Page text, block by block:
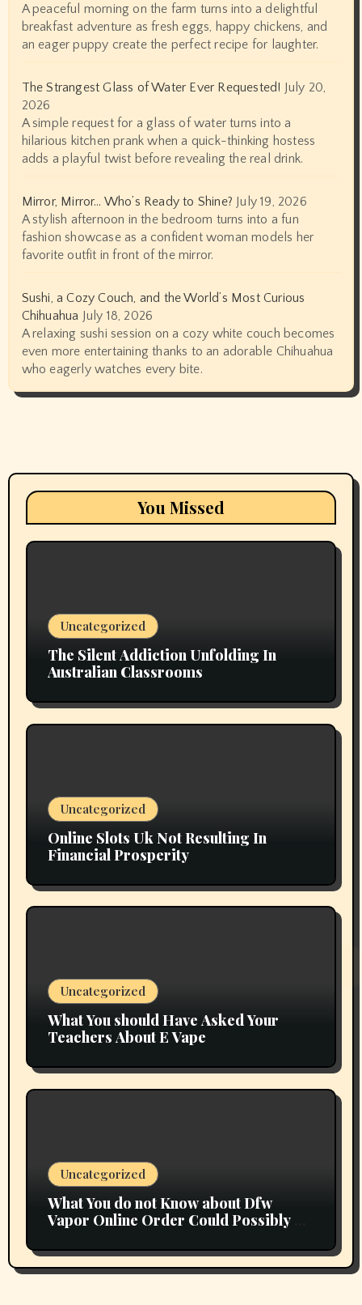
A peaceful morning on the farm turns into a delightful
breakfast adventure as fresh eggs, happy chickens, and
an eager puppy create the perfect recipe for laughter.
The Strangest Glass of Water Ever Requested! July 20,
2026
A simple request for a glass of water turns into a
hilarious kitchen prank when a quick-thinking hostess
adds a playful twist before revealing the real drink.
Mirror, Mirror… Who’s Ready to Shine? July 19, 2026
A stylish afternoon in the bedroom turns into a fun
fashion showcase as a confident woman models her
favorite outfit in front of the mirror.
Sushi, a Cozy Couch, and the World’s Most Curious
Chihuahua July 18, 2026
A relaxing sushi session on a cozy white couch becomes
even more entertaining thanks to an adorable Chihuahua
who eagerly watches every bite.
You Missed
Uncategorized
The Silent Addiction Unfolding In
Australian Classrooms
Uncategorized
Online Slots Uk Not Resulting In
Financial Prosperity
Uncategorized
What You should Have Asked Your
Teachers About E Vape
Uncategorized
What You do not Know about Dfw
Vapor Online Order Could Possibly be